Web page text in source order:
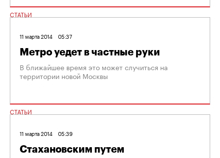
СТАТЬИ
11 марта 2014 05:37
Метро уедет в частные руки
В ближайшее время это может случиться на
территории новой Москвы
СТАТЬИ
11 марта 2014 05:39
Стахановским путем